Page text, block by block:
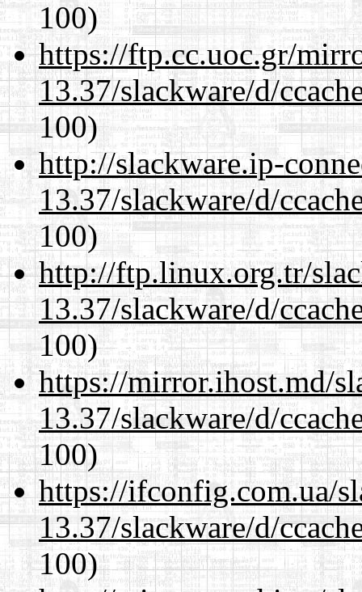
100)
https://ftp.cc.uoc.gr/
13.37/slackware/d/
100)
http://slackware.ip-
13.37/slackware/d/
100)
http://ftp.linux.org.tr/
13.37/slackware/d/
100)
https://mirror.ihost.md/
13.37/slackware/d/
100)
https://ifconfig.com.ua/
13.37/slackware/d/
100)